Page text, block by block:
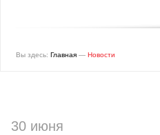
Вы здесь: Главная — Новости
30 июня